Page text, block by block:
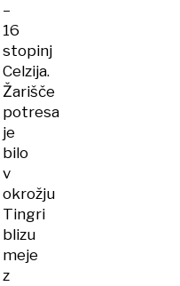
–
16
stopinj
Celzija.
Žarišče
potresa
je
bilo
v
okrožju
Tingri
blizu
meje
z